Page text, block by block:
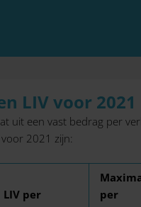
LIV voor 2021
uit een vast bedrag per
2021 zijn:
LIV per
per